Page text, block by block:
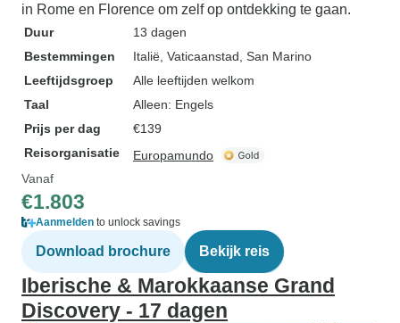
in Rome en Florence om zelf op ontdekking te gaan.
Duur
13 dagen
Bestemmingen
Italië , Vaticaanstad , San Marino
Leeftijdsgroep
Alle leeftijden welkom
Taal
Alleen: Engels
Prijs per dag
€139
Reisorganisatie
Europamundo
Vanaf
€1.803
Aanmelden to unlock savings
Download brochure Bekijk reis
Iberische & Marokkaanse Grand
Discovery - 17 dagen